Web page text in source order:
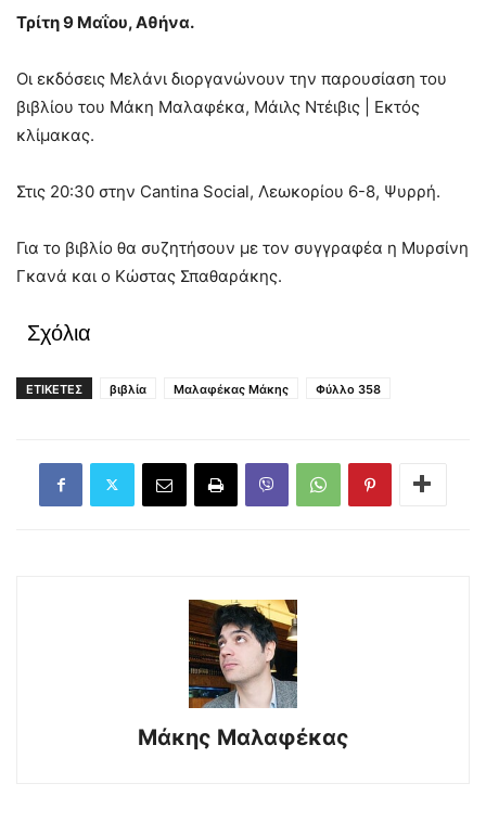
Τρίτη 9 Μαΐου, Αθήνα.
Οι εκδόσεις Μελάνι διοργανώνουν την παρουσίαση του
βιβλίου του Μάκη Μαλαφέκα, Μάιλς Ντέιβις | Εκτός
κλίμακας.
Στις 20:30 στην Cantina Social, Λεωκορίου 6-8, Ψυρρή.
Για το βιβλίο θα συζητήσουν με τον συγγραφέα η Μυρσίνη
Γκανά και ο Κώστας Σπαθαράκης.
Σχόλια
ΕΤΙΚΕΤΕΣ βιβλία Μαλαφέκας Μάκης Φύλλο 358
Μάκης Μαλαφέκας